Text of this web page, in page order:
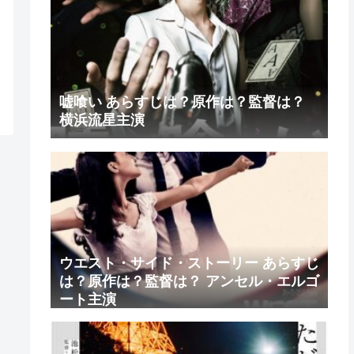
嘘喰い あらすじは？原作は？監督は？
横浜流星主演
ウエスト・サイド・ストーリー あらすじ
は？原作は？監督は？ アンセル・エルゴ
ート主演